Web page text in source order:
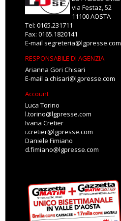
via Festaz, 52
11100 AOSTA
Tel: 0165.231711
Fax: 0165.1820141
E-mail segreteria@lgpresse.com
RESPONSABILE DI AGENZIA
Arianna Gori Chisari
E-mail a.chisari@lgpresse.com
Account
Luca Torino
l.torino@lgpresse.com
Ivana Cretier
i.cretier@lgpresse.com
Daniele Fimiano
d.fimiano@lgpresse.com